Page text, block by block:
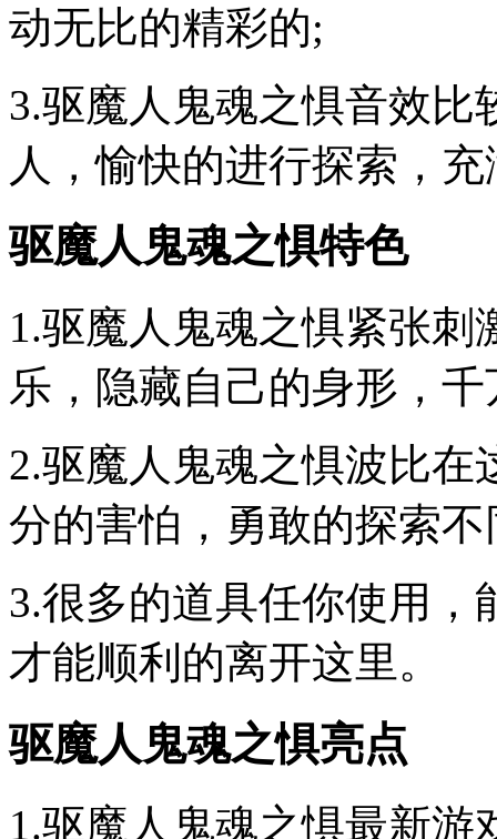
动无比的精彩的;
3.驱魔人鬼魂之惧音效
人，愉快的进行探索，
驱魔人鬼魂之惧特色
1.驱魔人鬼魂之惧紧张
乐，隐藏自己的身形，
2.驱魔人鬼魂之惧波比
分的害怕，勇敢的探索
3.很多的道具任你使用
才能顺利的离开这里。
驱魔人鬼魂之惧亮点
1.驱魔人鬼魂之惧最新